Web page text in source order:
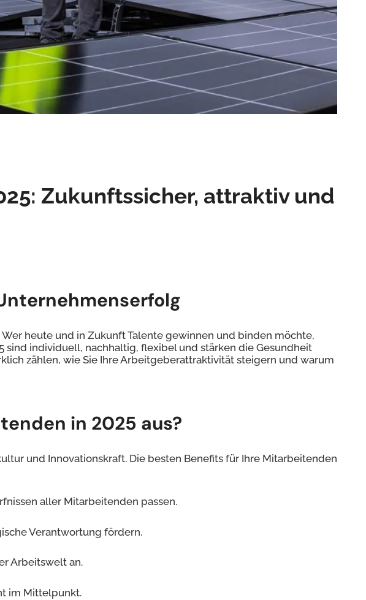
Zukunftssicher, attraktiv und
heute und in Zukunft Talente gewinnen und binden möchte,
sind individuell, nachhaltig, flexibel und stärken die Gesundheit
zählen, wie Sie Ihre Arbeitgeberattraktivität steigern und warum
in 2025 aus?
und Innovationskraft. Die besten Benefits für Ihre Mitarbeitenden
aller Mitarbeitenden passen.
Verantwortung fördern.
Arbeitswelt an.
im Mittelpunkt.